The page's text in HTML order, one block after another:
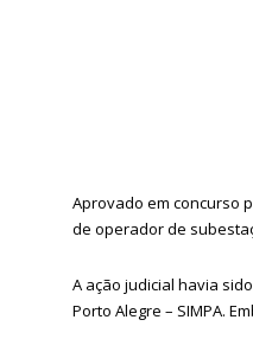
Aprovado em concurso
de operador de
A ação judicial havia
Porto Alegre – SIMPA.